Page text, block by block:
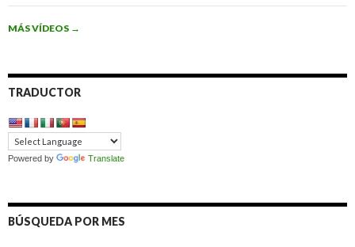
MÁS VÍDEOS →
TRADUCTOR
Powered by Translate
BÚSQUEDA POR MES